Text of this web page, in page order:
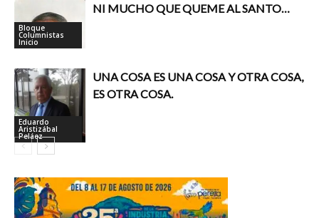
Bloque
Columnistas
Inicio
NI MUCHO QUE QUEME AL SANTO…
Eduardo
Aristizábal
Peláez
UNA COSA ES UNA COSA Y OTRA COSA,
ES OTRA COSA.